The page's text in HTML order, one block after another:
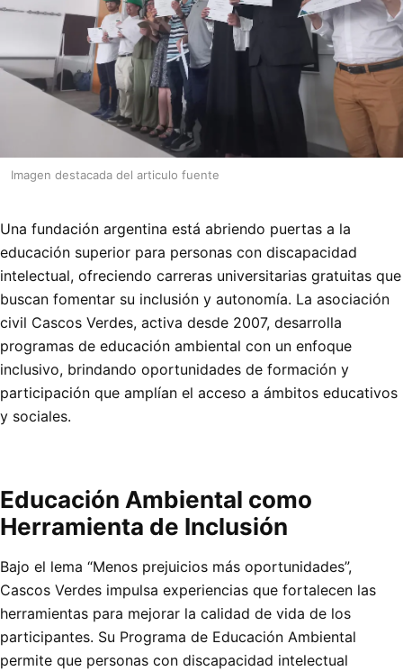
Imagen destacada del articulo fuente
Una fundación argentina está abriendo puertas a la
educación superior para personas con discapacidad
intelectual, ofreciendo carreras universitarias gratuitas que
buscan fomentar su inclusión y autonomía. La asociación
civil Cascos Verdes, activa desde 2007, desarrolla
programas de educación ambiental con un enfoque
inclusivo, brindando oportunidades de formación y
participación que amplían el acceso a ámbitos educativos
y sociales.
Educación Ambiental como
Herramienta de Inclusión
Bajo el lema “Menos prejuicios más oportunidades”,
Cascos Verdes impulsa experiencias que fortalecen las
herramientas para mejorar la calidad de vida de los
participantes. Su Programa de Educación Ambiental
permite que personas con discapacidad intelectual